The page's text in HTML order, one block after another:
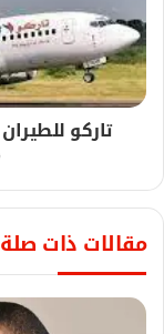
تاركو
مقالات ذات صلة